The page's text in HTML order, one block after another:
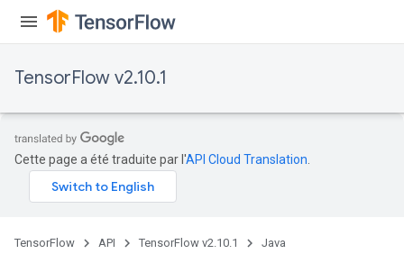
TensorFlow v2.10.1
Cette page a été traduite par l'API Cloud Translation
TensorFlow API TensorFlow v2.10.1 Java